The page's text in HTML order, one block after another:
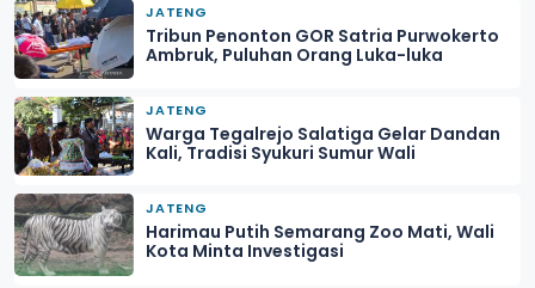
JATENG
Tribun Penonton GOR Satria Purwokerto
Ambruk, Puluhan Orang Luka-luka
JATENG
Warga Tegalrejo Salatiga Gelar Dandan
Kali, Tradisi Syukuri Sumur Wali
JATENG
Harimau Putih Semarang Zoo Mati, Wali
Kota Minta Investigasi